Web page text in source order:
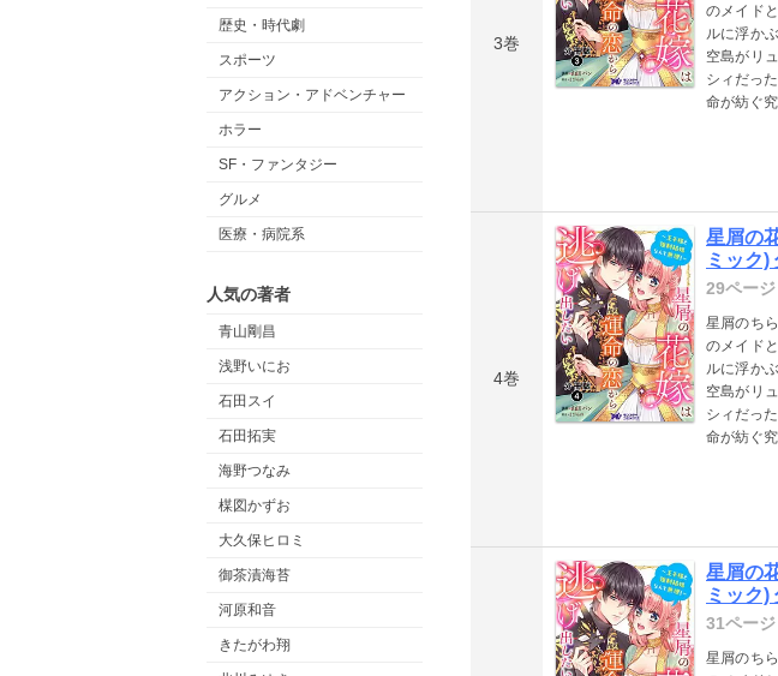
歴史・時代劇
スポーツ
アクション・アドベンチャー
ホラー
SF・ファンタジー
グルメ
医療・病院系
人気の著者
青山剛昌
浅野いにお
石田スイ
石田拓実
海野つなみ
楳図かずお
大久保ヒロミ
御茶漬海苔
河原和音
きたがわ翔
3巻
のメイド
ルに浮か
空島がリ
シィだっ
命が紡ぐ
4巻
星屑の
ミック)
29ページ
星屑のち
のメイド
ルに浮か
空島がリ
シィだっ
命が紡ぐ
星屑の
ミック)
31ページ
星屑のち